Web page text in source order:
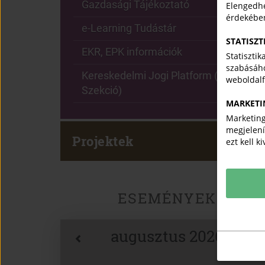
Gazdasági Tájékoztató
e-Learning Tudástár
EKR, EPK információk
Kereskedelmi Jogi Platform (Jogi
Szekció)
Projektek
ESEMÉNYEK
augusztus 2026
ezt kell